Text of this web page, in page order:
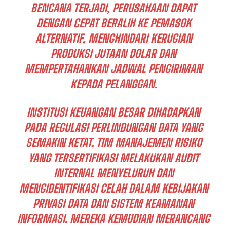
BENCANA TERJADI, PERUSAHAAN DAPAT
DENGAN CEPAT BERALIH KE PEMASOK
ALTERNATIF, MENGHINDARI KERUGIAN
PRODUKSI JUTAAN DOLAR DAN
MEMPERTAHANKAN JADWAL PENGIRIMAN
KEPADA PELANGGAN.
INSTITUSI KEUANGAN BESAR DIHADAPKAN
PADA REGULASI PERLINDUNGAN DATA YANG
SEMAKIN KETAT. TIM MANAJEMEN RISIKO
YANG TERSERTIFIKASI MELAKUKAN AUDIT
INTERNAL MENYELURUH DAN
MENGIDENTIFIKASI CELAH DALAM KEBIJAKAN
PRIVASI DATA DAN SISTEM KEAMANAN
INFORMASI. MEREKA KEMUDIAN MERANCANG